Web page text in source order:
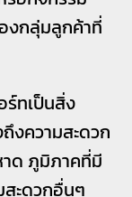
งกลุ่มลูกค้าที่
ทเป็นสิ่ง
งความสะดวก
าด ภูมิภาคที่มี
ะดวกอื่นๆ